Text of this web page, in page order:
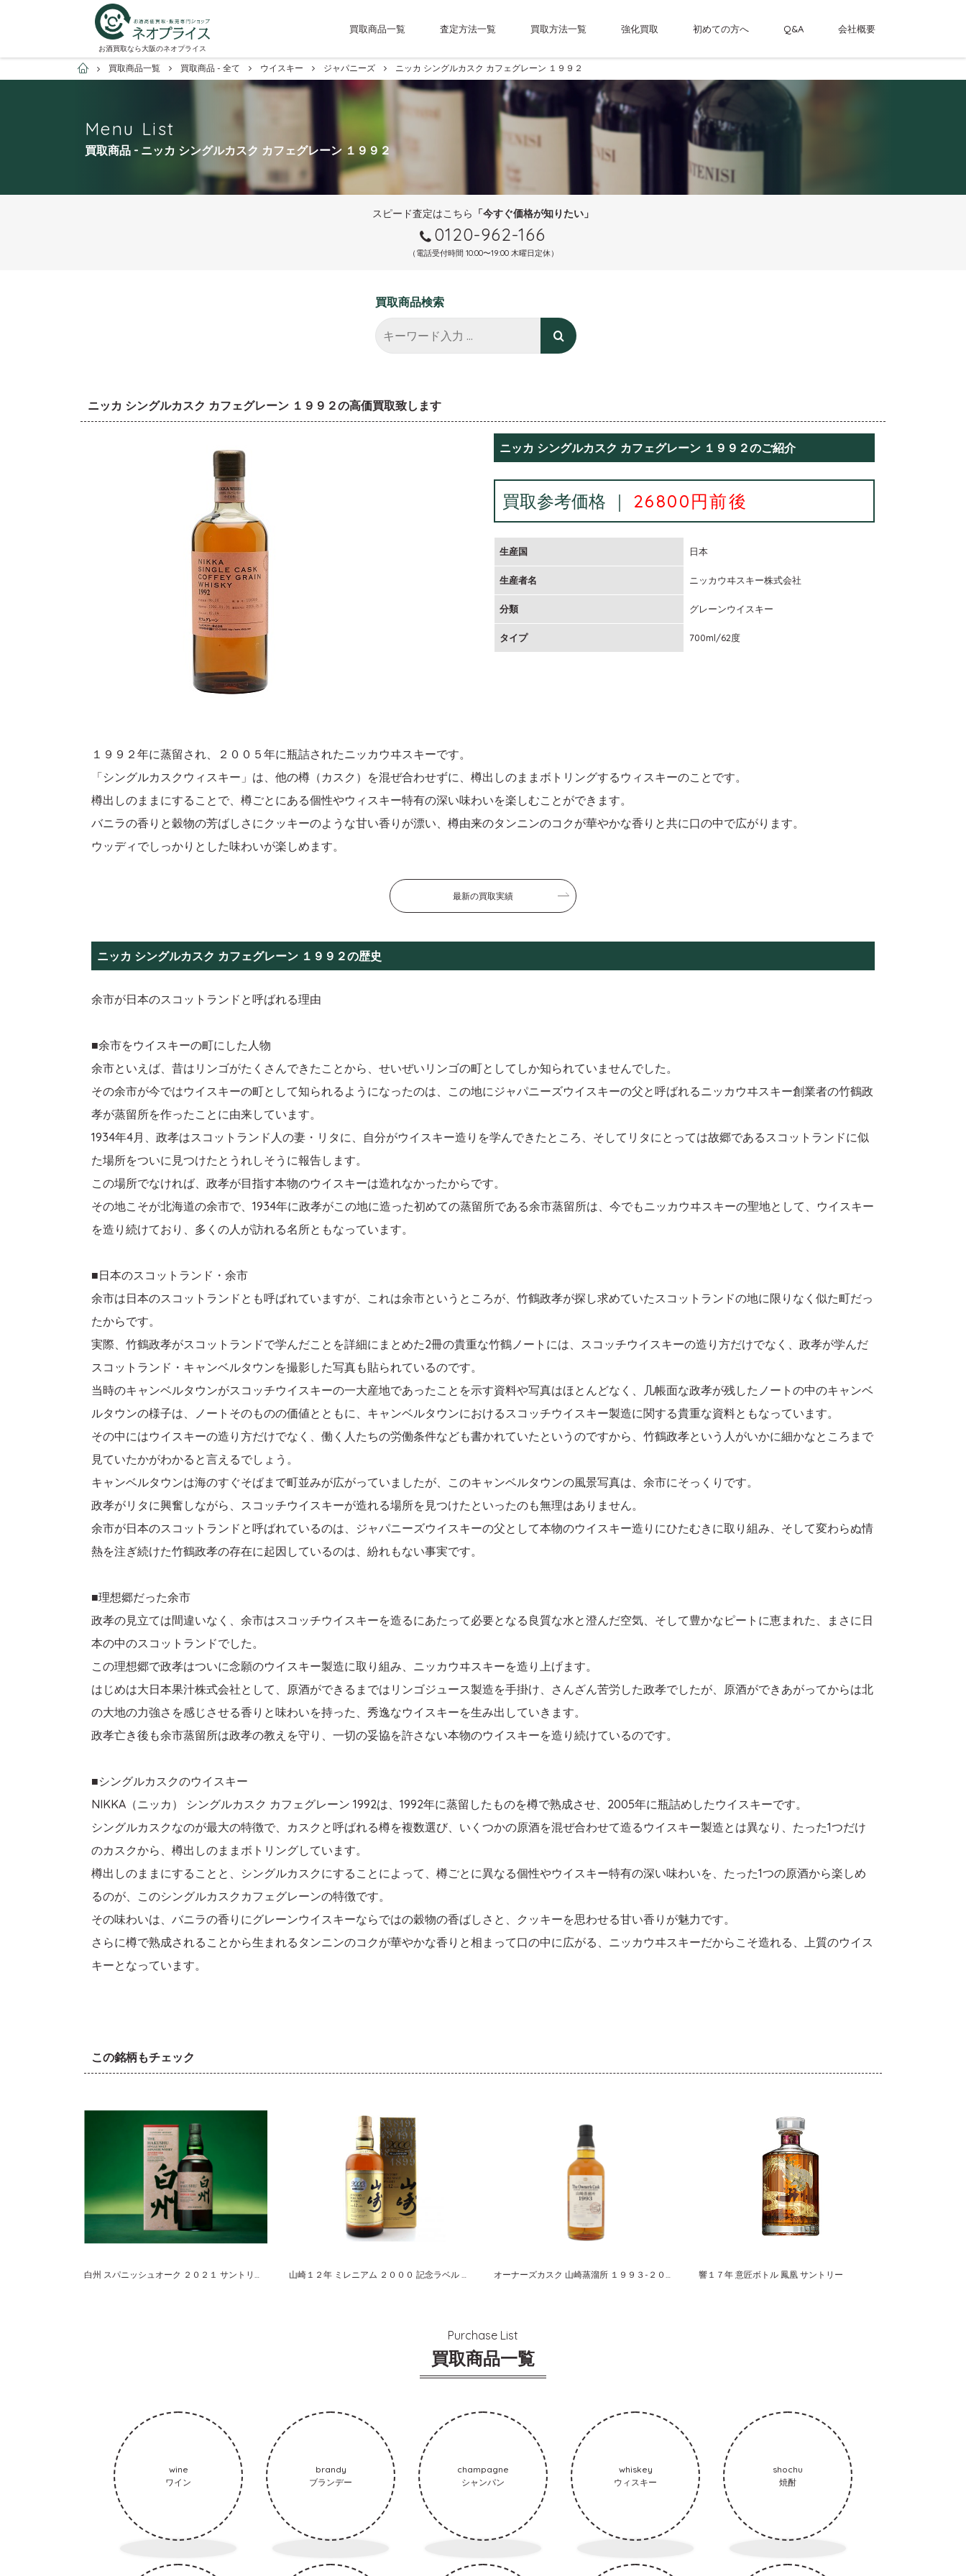
お酒買取なら大阪のネオプライス
買取商品一覧 査定方法一覧 買取方法一覧 強化買取 初めての方へ Q&A 会社概要
お酒買取専門店ネオプライス
買取商品一覧 買取商品 - 全て ウイスキー ジャパニーズ ニッカ シングルカスク カフェグレーン １９９２
Menu List
買取商品 - ニッカ シングルカスク カフェグレーン １９９２
スピード査定はこちら 「今すぐ価格が知りたい」
0120-962-166
（電話受付時間 10:00〜19:00 木曜日定休）
買取商品検索
ニッカ シングルカスク カフェグレーン １９９２の高価買取致します
ニッカ シングルカスク カフェグレーン １９９２のご紹介
買取参考価格 ｜ 26800円前後
生産国 日本
生産者名 ニッカウヰスキー株式会社
分類 グレーンウイスキー
タイプ 700ml/62度
１９９２年に蒸留され、２００５年に瓶詰されたニッカウヰスキーです。
「シングルカスクウィスキー」は、他の樽（カスク）を混ぜ合わせずに、樽出しのままボトリングするウィスキーのことです。
樽出しのままにすることで、樽ごとにある個性やウィスキー特有の深い味わいを楽しむことができます。
バニラの香りと穀物の芳ばしさにクッキーのような甘い香りが漂い、樽由来のタンニンのコクが華やかな香りと共に口の中で広がります。
ウッディでしっかりとした味わいが楽しめます。
最新の買取実績
ニッカ シングルカスク カフェグレーン １９９２の歴史
余市が日本のスコットランドと呼ばれる理由
■余市をウイスキーの町にした人物
余市といえば、昔はリンゴがたくさんできたことから、せいぜいリンゴの町としてしか知られていませんでした。
その余市が今ではウイスキーの町として知られるようになったのは、この地にジャパニーズウイスキーの父と呼ばれるニッカウヰスキー創業者の竹鶴政
孝が蒸留所を作ったことに由来しています。
1934年4月、政孝はスコットランド人の妻・リタに、自分がウイスキー造りを学んできたところ、そしてリタにとっては故郷であるスコットランドに似
た場所をついに見つけたとうれしそうに報告します。
この場所でなければ、政孝が目指す本物のウイスキーは造れなかったからです。
その地こそが北海道の余市で、1934年に政孝がこの地に造った初めての蒸留所である余市蒸留所は、今でもニッカウヰスキーの聖地として、ウイスキー
を造り続けており、多くの人が訪れる名所ともなっています。
■日本のスコットランド・余市
余市は日本のスコットランドとも呼ばれていますが、これは余市というところが、竹鶴政孝が探し求めていたスコットランドの地に限りなく似た町だっ
たからです。
実際、竹鶴政孝がスコットランドで学んだことを詳細にまとめた2冊の貴重な竹鶴ノートには、スコッチウイスキーの造り方だけでなく、政孝が学んだ
スコットランド・キャンベルタウンを撮影した写真も貼られているのです。
当時のキャンベルタウンがスコッチウイスキーの一大産地であったことを示す資料や写真はほとんどなく、几帳面な政孝が残したノートの中のキャンベ
ルタウンの様子は、ノートそのものの価値とともに、キャンベルタウンにおけるスコッチウイスキー製造に関する貴重な資料ともなっています。
その中にはウイスキーの造り方だけでなく、働く人たちの労働条件なども書かれていたというのですから、竹鶴政孝という人がいかに細かなところまで
見ていたかがわかると言えるでしょう。
キャンベルタウンは海のすぐそばまで町並みが広がっていましたが、このキャンベルタウンの風景写真は、余市にそっくりです。
政孝がリタに興奮しながら、スコッチウイスキーが造れる場所を見つけたといったのも無理はありません。
余市が日本のスコットランドと呼ばれているのは、ジャパニーズウイスキーの父として本物のウイスキー造りにひたむきに取り組み、そして変わらぬ情
熱を注ぎ続けた竹鶴政孝の存在に起因しているのは、紛れもない事実です。
■理想郷だった余市
政孝の見立ては間違いなく、余市はスコッチウイスキーを造るにあたって必要となる良質な水と澄んだ空気、そして豊かなピートに恵まれた、まさに日
本の中のスコットランドでした。
この理想郷で政孝はついに念願のウイスキー製造に取り組み、ニッカウヰスキーを造り上げます。
はじめは大日本果汁株式会社として、原酒ができるまではリンゴジュース製造を手掛け、さんざん苦労した政孝でしたが、原酒ができあがってからは北
の大地の力強さを感じさせる香りと味わいを持った、秀逸なウイスキーを生み出していきます。
政孝亡き後も余市蒸留所は政孝の教えを守り、一切の妥協を許さない本物のウイスキーを造り続けているのです。
■シングルカスクのウイスキー
NIKKA（ニッカ） シングルカスク カフェグレーン 1992は、1992年に蒸留したものを樽で熟成させ、2005年に瓶詰めしたウイスキーです。
シングルカスクなのが最大の特徴で、カスクと呼ばれる樽を複数選び、いくつかの原酒を混ぜ合わせて造るウイスキー製造とは異なり、たった1つだけ
のカスクから、樽出しのままボトリングしています。
樽出しのままにすることと、シングルカスクにすることによって、樽ごとに異なる個性やウイスキー特有の深い味わいを、たった1つの原酒から楽しめ
るのが、このシングルカスクカフェグレーンの特徴です。
その味わいは、バニラの香りにグレーンウイスキーならではの穀物の香ばしさと、クッキーを思わせる甘い香りが魅力です。
さらに樽で熟成されることから生まれるタンニンのコクが華やかな香りと相まって口の中に広がる、ニッカウヰスキーだからこそ造れる、上質のウイス
キーとなっています。
この銘柄もチェック
白州 スパニッシュオーク ２０２１ サントリー シングルモルト 山崎１２年 ミレニアム ２０００ 記念ラベル サントリー ピュアモルト オーナーズカスク 山崎蒸溜所 １９９３-２００６ ホグスヘッド サントリーシングルカスクウイスキー 響１７年 意匠ボトル 鳳凰 サントリー
Purchase List
買取商品一覧
wine
ワイン
brandy
ブランデー
champagne
シャンパン
whiskey
ウィスキー
shochu
焼酎